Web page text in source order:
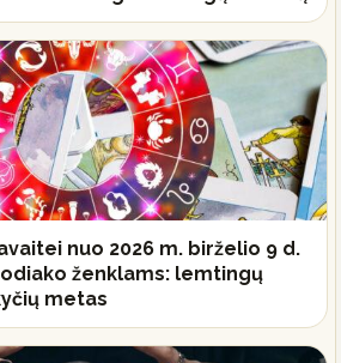
nuo 2026 m. birželio 9 d.
ženklams: lemtingų
metas